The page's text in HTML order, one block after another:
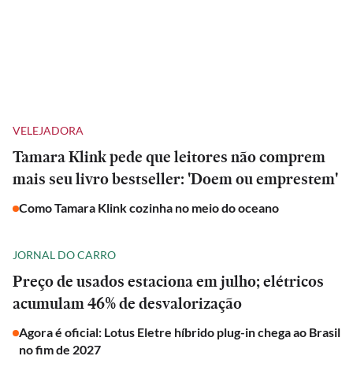
VELEJADORA
Tamara Klink pede que leitores não comprem
mais seu livro bestseller: 'Doem ou emprestem'
Como Tamara Klink cozinha no meio do oceano
JORNAL DO CARRO
Preço de usados estaciona em julho; elétricos
acumulam 46% de desvalorização
Agora é oficial: Lotus Eletre híbrido plug-in chega ao Brasil
no fim de 2027